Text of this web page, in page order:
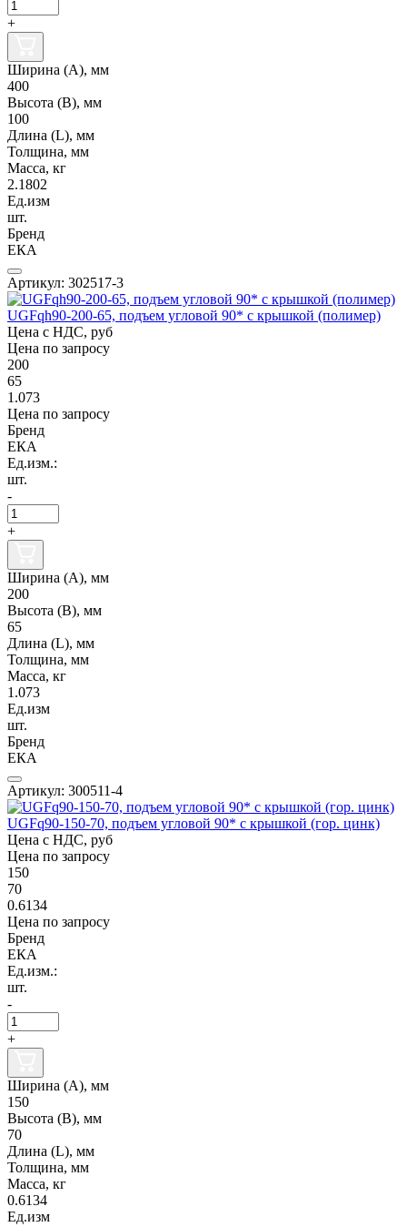
+
Ширина (А), мм
400
Высота (В), мм
100
Длина (L), мм
Толщина, мм
Масса, кг
2.1802
Ед.изм
шт.
Бренд
ЕКА
Артикул: 302517-3
UGFqh90-200-65, подъем угловой 90* с крышкой (полимер)
Цена с НДС, руб
Цена по запросу
200
65
1.073
Цена по запросу
Бренд
ЕКА
Ед.изм.:
шт.
-
+
Ширина (А), мм
200
Высота (В), мм
65
Длина (L), мм
Толщина, мм
Масса, кг
1.073
Ед.изм
шт.
Бренд
ЕКА
Артикул: 300511-4
UGFq90-150-70, подъем угловой 90* с крышкой (гор. цинк)
Цена с НДС, руб
Цена по запросу
150
70
0.6134
Цена по запросу
Бренд
ЕКА
Ед.изм.:
шт.
-
+
Ширина (А), мм
150
Высота (В), мм
70
Длина (L), мм
Толщина, мм
Масса, кг
0.6134
Ед.изм